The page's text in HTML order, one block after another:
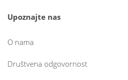
Upoznajte nas
O nama
Društvena odgovornost